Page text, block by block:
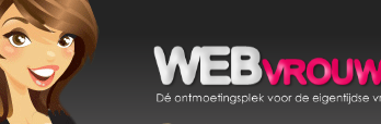
Ga
door
Ga
naar